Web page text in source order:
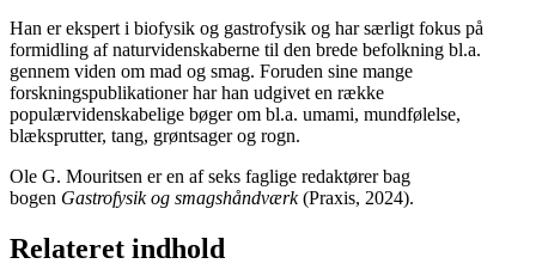
Han er ekspert i biofysik og gastrofysik og har særligt fokus på
formidling af naturvidenskaberne til den brede befolkning bl.a.
gennem viden om mad og smag. Foruden sine mange
forskningspublikationer har han udgivet en række
populærvidenskabelige bøger om bl.a. umami, mundfølelse,
blæksprutter, tang, grøntsager og rogn.
Ole G. Mouritsen er en af seks faglige redaktører bag
bogen Gastrofysik og smagshåndværk(Praxis, 2024).
Relateret indhold